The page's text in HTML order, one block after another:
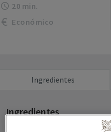
20 min.
Económico
Ingredientes
Ingredientes